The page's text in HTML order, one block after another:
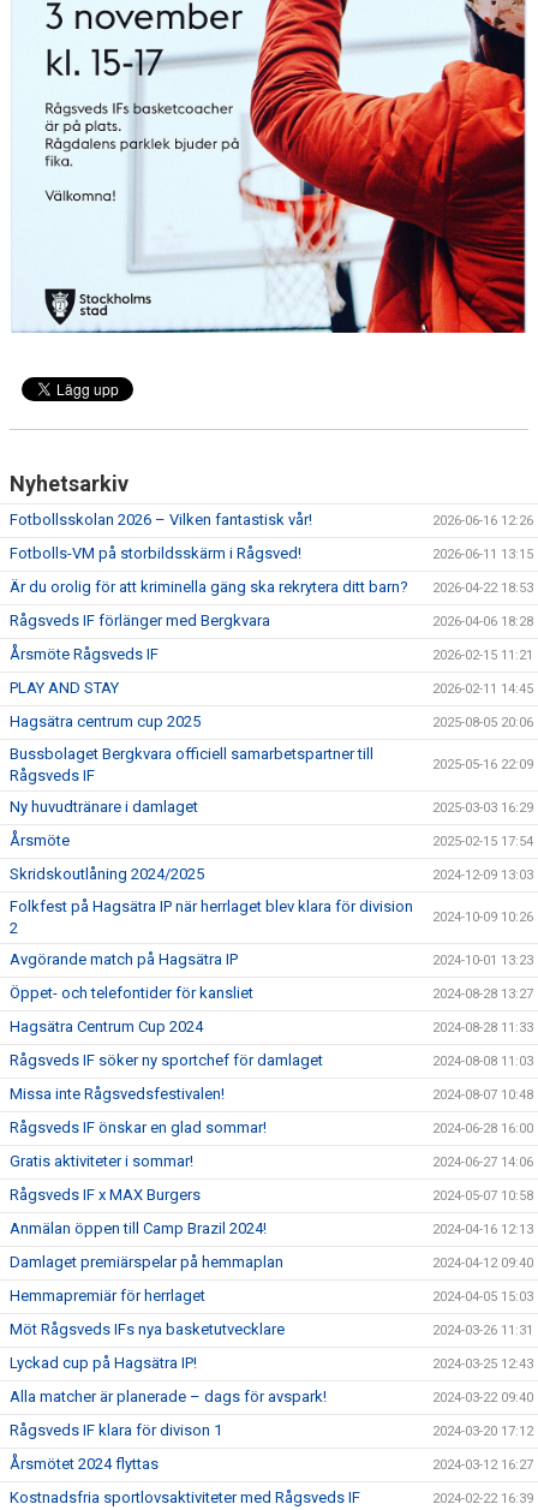
TRÄNINGSKLÄDER
RÅGSVEDS IF I MEDIA
FONDER
Nyhetsarkiv
Fotbollsskolan 2026 – Vilken fantastisk vår! 2026-06-16 12:26
Fotbolls-VM på storbildsskärm i Rågsved! 2026-06-11 13:15
Är du orolig för att kriminella gäng ska rekrytera ditt barn? 2026-04-22 18:53
Rågsveds IF förlänger med Bergkvara 2026-04-06 18:28
Årsmöte Rågsveds IF 2026-02-15 11:21
PLAY AND STAY 2026-02-11 14:45
Hagsätra centrum cup 2025 2025-08-05 20:06
Bussbolaget Bergkvara officiell samarbetspartner till
Rågsveds IF
2025-05-16 22:09
Ny huvudtränare i damlaget 2025-03-03 16:29
Årsmöte 2025-02-15 17:54
Skridskoutlåning 2024/2025 2024-12-09 13:03
Folkfest på Hagsätra IP när herrlaget blev klara för division
2
2024-10-09 10:26
Avgörande match på Hagsätra IP 2024-10-01 13:23
Öppet- och telefontider för kansliet 2024-08-28 13:27
Hagsätra Centrum Cup 2024 2024-08-28 11:33
Rågsveds IF söker ny sportchef för damlaget 2024-08-08 11:03
Missa inte Rågsvedsfestivalen! 2024-08-07 10:48
Rågsveds IF önskar en glad sommar! 2024-06-28 16:00
Gratis aktiviteter i sommar! 2024-06-27 14:06
Rågsveds IF x MAX Burgers 2024-05-07 10:58
Anmälan öppen till Camp Brazil 2024! 2024-04-16 12:13
Damlaget premiärspelar på hemmaplan 2024-04-12 09:40
Hemmapremiär för herrlaget 2024-04-05 15:03
Möt Rågsveds IFs nya basketutvecklare 2024-03-26 11:31
Lyckad cup på Hagsätra IP! 2024-03-25 12:43
Alla matcher är planerade – dags för avspark! 2024-03-22 09:40
Rågsveds IF klara för divison 1 2024-03-20 17:12
Årsmötet 2024 flyttas 2024-03-12 16:27
Kostnadsfria sportlovsaktiviteter med Rågsveds IF 2024-02-22 16:39